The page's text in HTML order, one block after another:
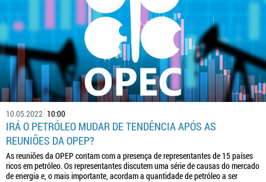
10.05.2022 10:00
IRÁ O PETRÓLEO MUDAR DE TENDÊNCIA APÓS AS
REUNIÕES DA OPEP?
As reuniões da OPEP contam com a presença de representantes de 15 países
ricos em petróleo. Os representantes discutem uma série de causas do mercado
de energia e, o mais importante, acordam a quantidade de petróleo a ser